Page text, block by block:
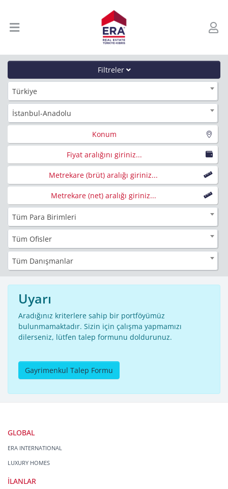
Filtreler
Türkiye
İstanbul-Anadolu
Konum
Fiyat aralığını giriniz...
Metrekare (brüt) aralığı giriniz...
Metrekare (net) aralığı giriniz...
Tüm Para Birimleri
Tüm Ofisler
Tüm Danışmanlar
Uyarı
Aradığınız kriterlere sahip bir portföyümüz
bulunmamaktadır. Sizin için çalışma yapmamızı
dilerseniz, lütfen talep formunu doldurunuz.
Gayrimenkul Talep Formu
GLOBAL
ERA INTERNATIONAL
LUXURY HOMES
İLANLAR